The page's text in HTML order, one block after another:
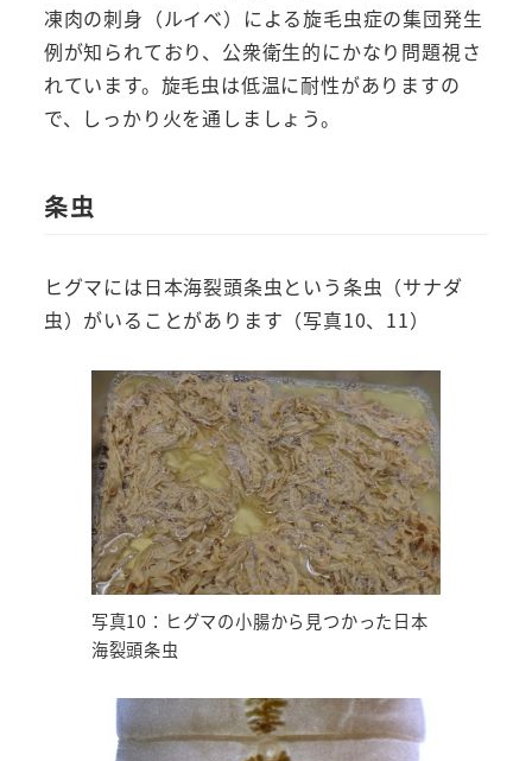
凍肉の刺身（ルイベ）による旋毛虫症の集団発生
例が知られており、公衆衛生的にかなり問題視さ
れています。旋毛虫は低温に耐性がありますの
で、しっかり火を通しましょう。
条虫
ヒグマには日本海裂頭条虫という条虫（サナダ
虫）がいることがあります（写真10、11）
写真10：ヒグマの小腸から見つかった日本
海裂頭条虫